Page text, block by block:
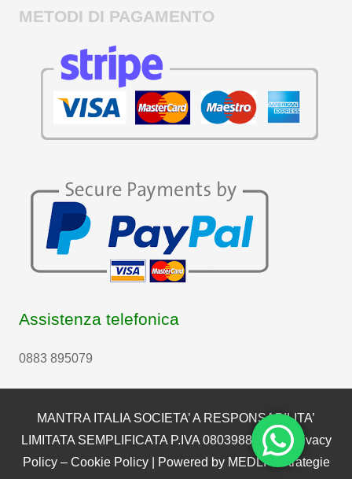
METODI DI PAGAMENTO
Assistenza telefonica
0883 895079
MANTRA ITALIA SOCIETA’ A RESPONSABILITA’
LIMITATA SEMPLIFICATA P.IVA 08039880722 | Privacy
Policy– Cookie Policy| Powered by MEDLI – Strategie